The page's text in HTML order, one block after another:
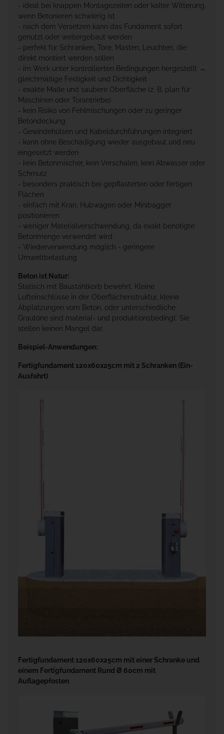
- ideal bei knappen Montagezeiten oder kalter Witterung,
wenn Betonieren schwierig ist
- nach dem Versetzen kann das Fundament sofort
genutzt oder weitergebaut werden
- perfekt für Schranken, Tore, Masten, Leuchten, die
direkt montiert werden sollen
- im Werk unter kontrollierten Bedingungen hergestellt →
gleichmäßige Festigkeit und Dichtigkeit
- exakte Maße und saubere Oberfläche (z. B. plan für
Maschinen oder Torantriebe)
- kein Risiko von Fehlmischungen oder zu geringer
Betondeckung
- Gewindehülsen und Kabeldurchführungen integriert
- kann ohne Beschädigung wieder ausgebaut und neu
eingesetzt werden
- kein Betonmischer, kein Verschalen, kein Abwasser oder
Schmutz
- besonders praktisch bei gepflasterten oder fertigen
Flächen
- einfach mit Kran, Hubwagen oder Minibagger
positionieren
- weniger Materialverschwendung, da exakt benötigte
Betonmenge verwendet wird
- Wiederverwendung möglich - geringere
Umweltbelastung
Beton ist Natur:
Statisch mit Baustahlkorb bewehrt. Kleine
Lufteinschlüsse in der Oberflächenstruktur, kleine
Abplatzungen vom Beton, oder unterschiedliche
Grautöne sind material- und produktionsbedingt. Sie
stellen keinen Mangel dar.
Beispiel-Anwendungen:
Fertigfundament 120x60x25cm mit 2 Schranken (Ein-
Ausfahrt)
Fertigfundament 120x60x25cm mit einer Schranke und
einem Fertigfundament Rund Ø 60cm mit
Auflagepfosten